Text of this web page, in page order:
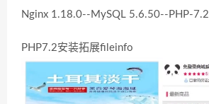
Nginx 1.18.0--MySQL 5.6.50--PHP-7.2
PHP7.2安装拓展fileinfo